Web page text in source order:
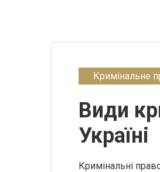
Кримінальне
Види
Україні
Кримінальні